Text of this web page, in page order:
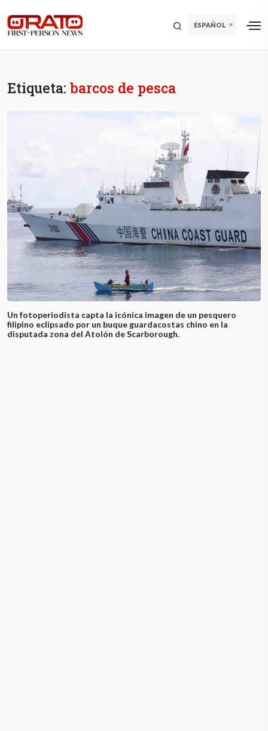
ESPAÑOL
Etiqueta: barcos de pesca
Un fotoperiodista capta la icónica imagen de un pesquero
filipino eclipsado por un buque guardacostas chino en la
disputada zona del Atolón de Scarborough.